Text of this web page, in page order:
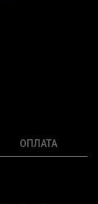
ОПЛАТА